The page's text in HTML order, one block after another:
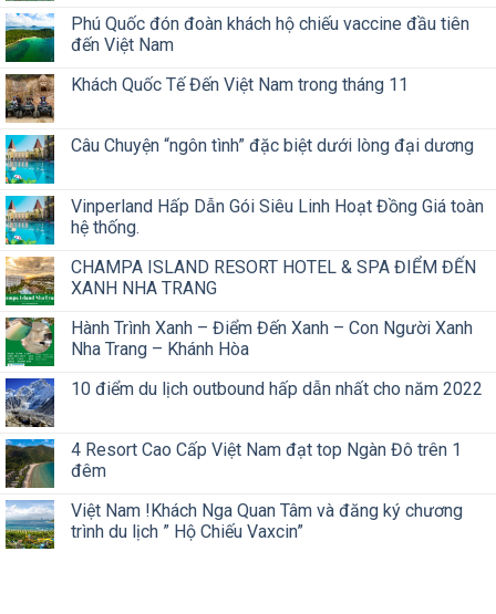
Phú Quốc đón đoàn khách hộ chiếu vaccine đầu tiên
đến Việt Nam
Khách Quốc Tế Đến Việt Nam trong tháng 11
Câu Chuyện “ngôn tình” đặc biệt dưới lòng đại dương
Vinperland Hấp Dẫn Gói Siêu Linh Hoạt Đồng Giá toàn
hệ thống.
CHAMPA ISLAND RESORT HOTEL & SPA ĐIỂM ĐẾN
XANH NHA TRANG
Hành Trình Xanh – Điểm Đến Xanh – Con Người Xanh
Nha Trang – Khánh Hòa
10 điểm du lịch outbound hấp dẫn nhất cho năm 2022
4 Resort Cao Cấp Việt Nam đạt top Ngàn Đô trên 1
đêm
Việt Nam !Khách Nga Quan Tâm và đăng ký chương
trình du lịch ” Hộ Chiếu Vaxcin”